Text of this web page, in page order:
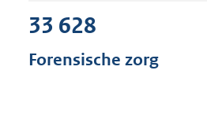
33 628
Forensische zorg